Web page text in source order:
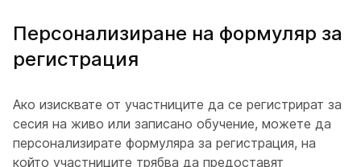
Персонализиране на формуляр за
регистрация
Ако изисквате от участниците да се регистрират за
сесия на живо или записано обучение, можете да
персонализирате формуляра за регистрация, на
който участниците трябва да предоставят